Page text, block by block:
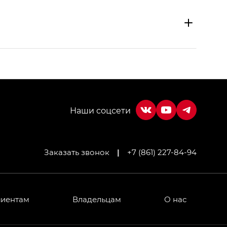
— GB AWD, Джи Эль Полный привод —
Заказать звонок | +7 (861) 227-84-94
Владельцам О нас